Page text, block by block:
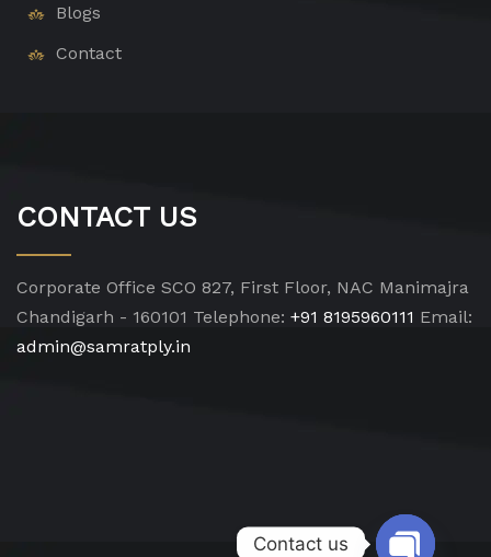
Blogs
Contact
CONTACT US
Corporate Office SCO 827, First Floor, NAC Manimajra
Chandigarh - 160101 Telephone: +91 8195960111 Email:
admin@samratply.in
Contact us